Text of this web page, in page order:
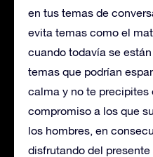
en tus temas de
evita temas como el
cuando todavía se
temas que podrían
calma y no te precipites
compromiso a los que
los hombres, en
disfrutando del